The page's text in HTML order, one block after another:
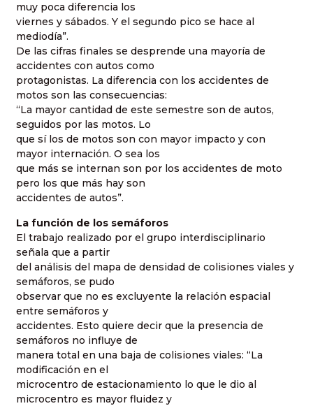
muy poca diferencia los
viernes y sábados. Y el segundo pico se hace al
mediodía”.
De las cifras finales se desprende una mayoría de
accidentes con autos como
protagonistas. La diferencia con los accidentes de
motos son las consecuencias:
“La mayor cantidad de este semestre son de autos,
seguidos por las motos. Lo
que sí los de motos son con mayor impacto y con
mayor internación. O sea los
que más se internan son por los accidentes de moto
pero los que más hay son
accidentes de autos”.
La función de los semáforos
El trabajo realizado por el grupo interdisciplinario
señala que a partir
del análisis del mapa de densidad de colisiones viales y
semáforos, se pudo
observar que no es excluyente la relación espacial
entre semáforos y
accidentes. Esto quiere decir que la presencia de
semáforos no influye de
manera total en una baja de colisiones viales: “La
modificación en el
microcentro de estacionamiento lo que le dio al
microcentro es mayor fluidez y